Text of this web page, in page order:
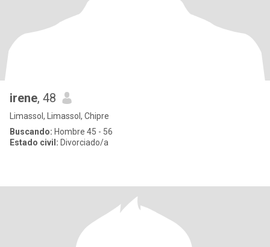
irene, 48
Limassol, Limassol, Chipre
Buscando: Hombre 45 - 56
Estado civil: Divorciado/a